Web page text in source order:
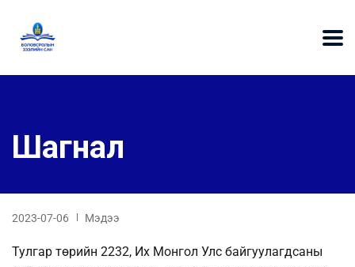
Шагнал
2023-07-06 Мэдээ
Тулгар төрийн 2232, Их Монгол Улс байгуулагдсаны